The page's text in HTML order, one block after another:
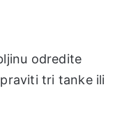
odredite
tri tanke ili